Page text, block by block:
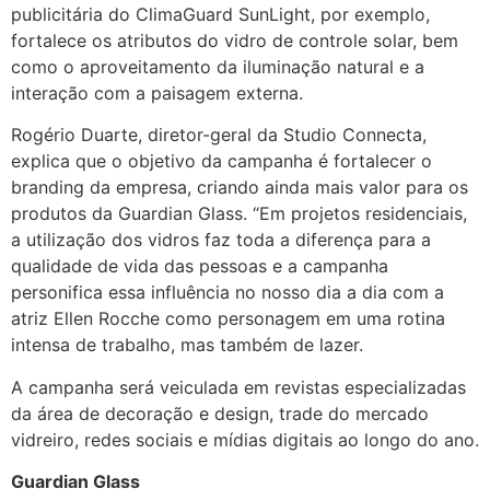
publicitária do ClimaGuard SunLight, por exemplo,
fortalece os atributos do vidro de controle solar, bem
como o aproveitamento da iluminação natural e a
interação com a paisagem externa.
Rogério Duarte, diretor-geral da Studio Connecta,
explica que o objetivo da campanha é fortalecer o
branding da empresa, criando ainda mais valor para os
produtos da Guardian Glass. “Em projetos residenciais,
a utilização dos vidros faz toda a diferença para a
qualidade de vida das pessoas e a campanha
personifica essa influência no nosso dia a dia com a
atriz Ellen Rocche como personagem em uma rotina
intensa de trabalho, mas também de lazer.
A campanha será veiculada em revistas especializadas
da área de decoração e design, trade do mercado
vidreiro, redes sociais e mídias digitais ao longo do ano.
Guardian Glass